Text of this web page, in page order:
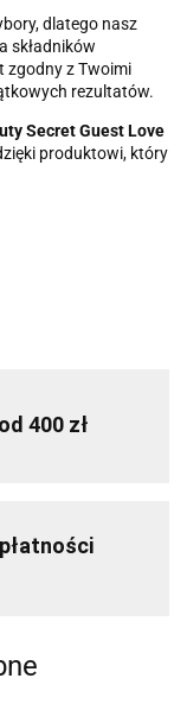
dlatego nasz
składników
zgodny z Twoimi
rezultatów.
Secret Guest Love
produktowi, który
400 zł